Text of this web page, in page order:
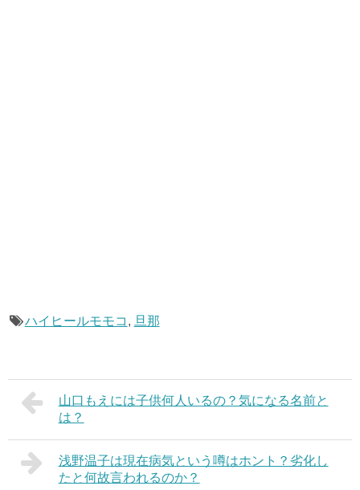
ハイヒールモモコ , 旦那
山口もえには子供何人いるの？気になる名前と
は？
浅野温子は現在病気という噂はホント？劣化し
たと何故言われるのか？